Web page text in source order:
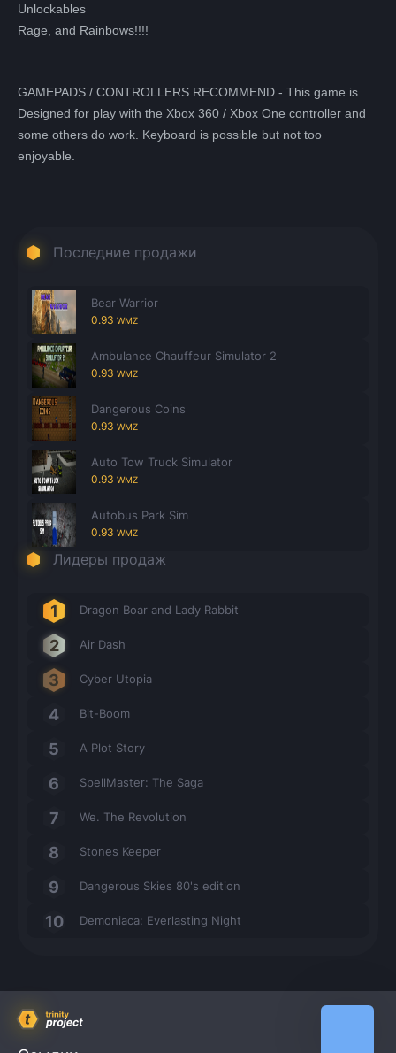
Unlockables
Rage, and Rainbows!!!!
GAMEPADS / CONTROLLERS RECOMMEND - This game is
Designed for play with the Xbox 360 / Xbox One controller and
some others do work. Keyboard is possible but not too
enjoyable.
Последние продажи
Bear Warrior
0.93 WMZ
Ambulance Chauffeur Simulator 2
0.93 WMZ
Dangerous Coins
0.93 WMZ
Auto Tow Truck Simulator
0.93 WMZ
Autobus Park Sim
0.93 WMZ
Лидеры продаж
Dragon Boar and Lady Rabbit
Air Dash
Cyber Utopia
Bit-Boom
A Plot Story
SpellMaster: The Saga
We. The Revolution
Stones Keeper
Dangerous Skies 80's edition
Demoniaca: Everlasting Night